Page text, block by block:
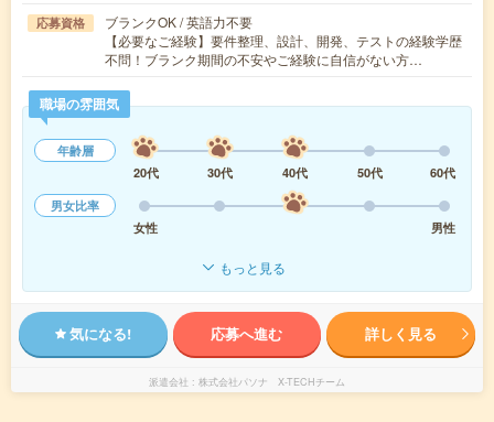
応募資格
ブランクOK / 英語力不要
【必要なご経験】要件整理、設計、開発、テストの経験学歴
不問！ブランク期間の不安やご経験に自信がない方…
職場の雰囲気
年齢層
20代
30代 40代 50代
60代
男女比率
女性
男性
もっと見る
気になる! 応募へ進む 詳しく見る
派遣会社 株式会社パソナ X-TECHチーム